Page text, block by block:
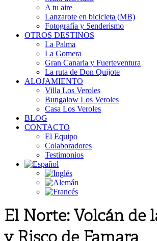
A tu aire
Lanzarote en bicicleta (MB)
Fotografía y Senderismo
OTROS DESTINOS
La Palma
La Gomera
Gran Canaria y Fuerteventura
La ruta de Don Quijote
ALOJAMIENTO
Villa Los Veroles
Bungalow Los Veroles
Casa Los Veroles
BLOG
CONTACTO
El Equipo
Colaboradores
Testimonios
El Norte: Volcán de